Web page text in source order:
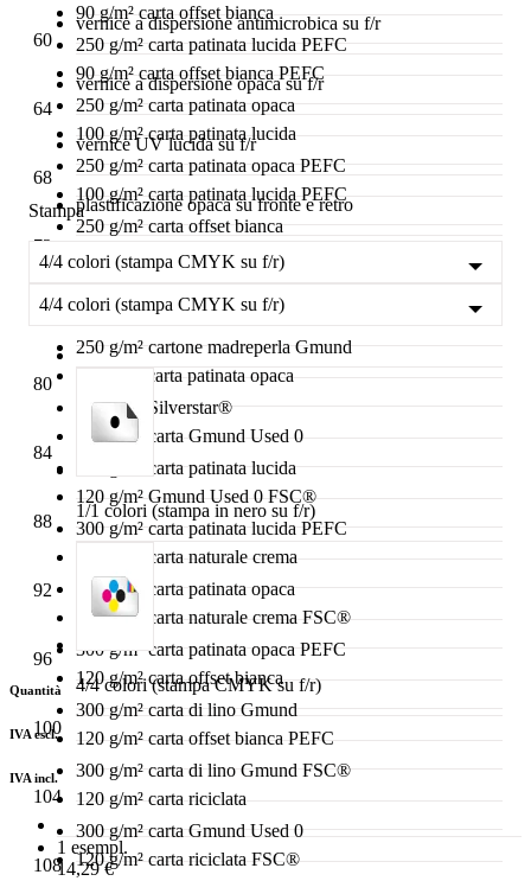
250 g/m² carta patinata lucida PEFC
250 g/m² carta patinata opaca
250 g/m² carta patinata opaca PEFC
250 g/m² carta offset bianca
250 g/m² cartone madreperla Gmund
250 g/m² Silverstar®
300 g/m² carta patinata lucida
300 g/m² carta patinata lucida PEFC
300 g/m² carta patinata opaca
300 g/m² carta patinata opaca PEFC
300 g/m² carta di lino Gmund
300 g/m² carta di lino Gmund FSC®
300 g/m² carta Gmund Used 0
60
64
68
72
76
80
84
88
92
96
100
104
108
90 g/m² carta offset bianca
90 g/m² carta offset bianca PEFC
100 g/m² carta patinata lucida
100 g/m² carta patinata lucida PEFC
100 g/m² Gmund Used 0
100 g/m² Gmund Used 0 FSC®
115 g/m² carta patinata opaca
120 g/m² carta Gmund Used 0
120 g/m² Gmund Used 0 FSC®
120 g/m² carta naturale crema
120 g/m² carta naturale crema FSC®
120 g/m² carta offset bianca
120 g/m² carta offset bianca PEFC
120 g/m² carta riciclata
120 g/m² carta riciclata FSC®
vernice a dispersione antimicrobica su f/r
vernice a dispersione opaca su f/r
vernice UV lucida su f/r
plastificazione opaca su fronte e retro
plastificazione opaca effetto soffice su fronte/retro
Stampa
4/4 colori (stampa CMYK su f/r)
4/4 colori (stampa CMYK su f/r)
1/1 colori (stampa in nero su f/r)
4/4 colori (stampa CMYK su f/r)
Quantità
IVA escl.
IVA incl.
1 esempl.
14,29 €